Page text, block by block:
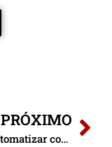
PRÓXIMO
Como Automatizar com IA: 7 Dicas para Transformar Sua Rotina